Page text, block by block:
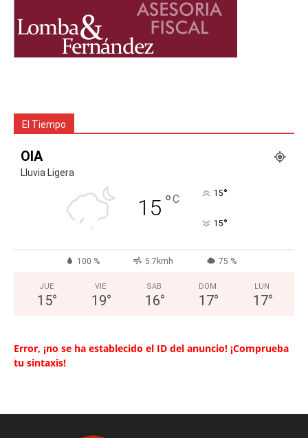
El Tiempo
OIA
Lluvia Ligera
15 °C 15°
15°
100 % 5.7kmh 75 %
JUE
15°
VIE
19°
SAB
16°
DOM
17°
LUN
17°
Error, ¡no se ha establecido el ID del anuncio! ¡Comprueba
tu sintaxis!